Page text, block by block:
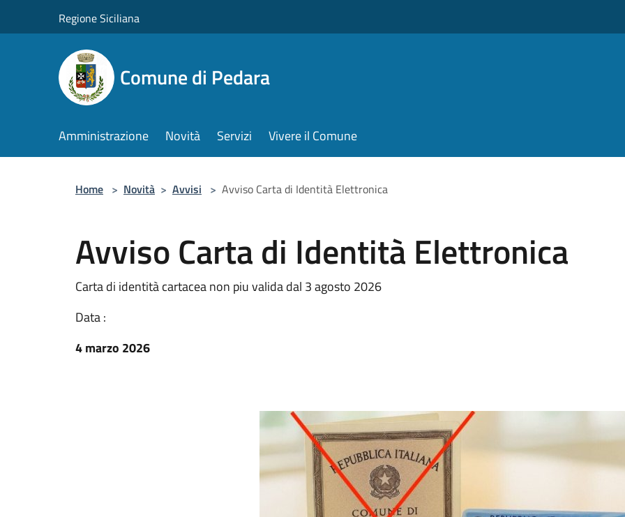
Regione Siciliana
Comune di Pedara
Amministrazione Novità Servizi Vivere il Comune
Home > Novità > Avvisi > Avviso Carta di Identità Elettronica
Avviso Carta di Identità Elettronica
Carta di identità cartacea non piu valida dal 3 agosto 2026
Data :
4 marzo 2026